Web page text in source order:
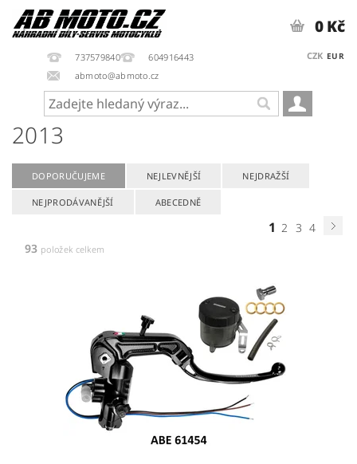
737579840
604916443
abmoto@abmoto.cz
CZK EUR
0 Kč
2013
DOPORUČUJEME NEJLEVNĚJŠÍ NEJDRAŽŠÍ
NEJPRODÁVANĚJŠÍ ABECEDNĚ
1 2 3 4
93 položek celkem